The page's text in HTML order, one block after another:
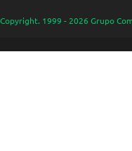
Copyright. 1999 - 2026 Grupo